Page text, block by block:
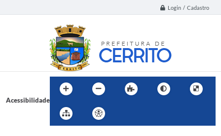
Login / Cadastro
Acessibilidade